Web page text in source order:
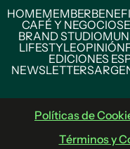
HOMEMEMBER
CAFÉ Y NEGOCIOS
BRAND STUDIO
LIFESTYLEOPINIÓN
EDICIONES
NEWSLETTERS
Políticas de
Términos y